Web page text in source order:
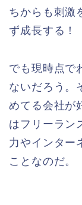
ちからも刺激
ず成長する！
でも現時点で
ないだろう。
めてる会社が
はフリーラン
力やインター
ことなのだ。